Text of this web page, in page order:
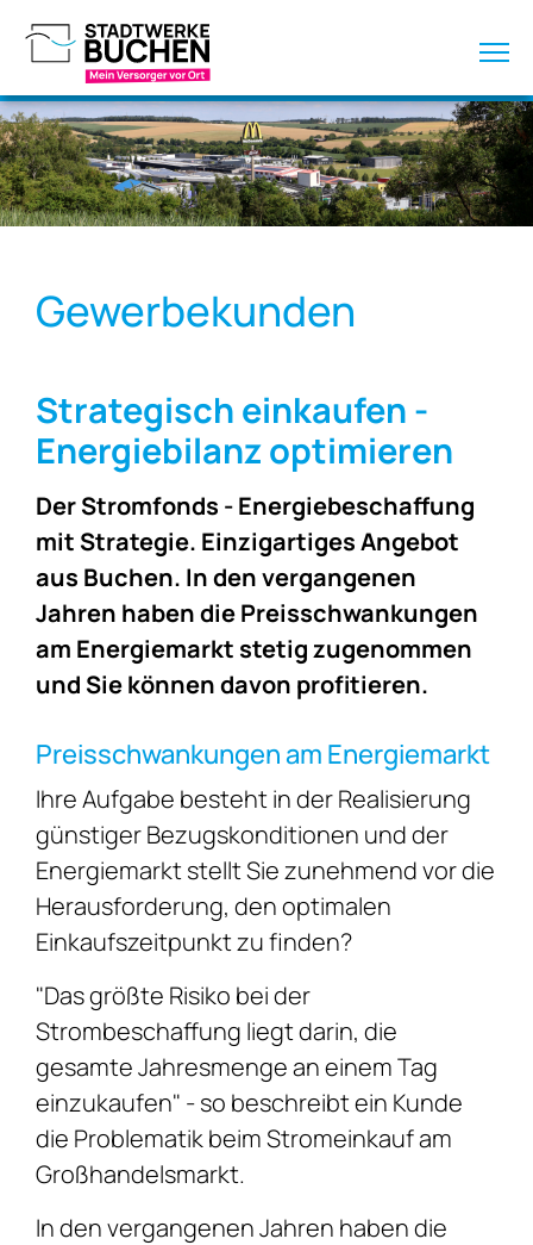
Gewerbekunden
Strategisch einkaufen -
Energiebilanz optimieren
Der Stromfonds - Energiebeschaffung
mit Strategie. Einzigartiges Angebot
aus Buchen. In den vergangenen
Jahren haben die Preisschwankungen
am Energiemarkt stetig zugenommen
und Sie können davon profitieren.
Preisschwankungen am Energiemarkt
Ihre Aufgabe besteht in der Realisierung
günstiger Bezugskonditionen und der
Energiemarkt stellt Sie zunehmend vor die
Herausforderung, den optimalen
Einkaufszeitpunkt zu finden?
"Das größte Risiko bei der
Strombeschaffung liegt darin, die
gesamte Jahresmenge an einem Tag
einzukaufen" - so beschreibt ein Kunde
die Problematik beim Stromeinkauf am
Großhandelsmarkt.
In den vergangenen Jahren haben die